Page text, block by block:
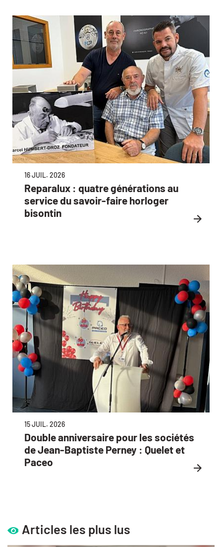
16 JUIL. 2026
Reparalux : quatre générations au
service du savoir-faire horloger
bisontin
15 JUIL. 2026
Double anniversaire pour les sociétés
de Jean-Baptiste Perney : Quelet et
Paceo
Articles les plus lus